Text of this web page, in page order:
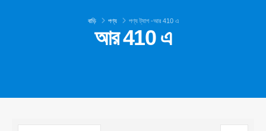
বাড়ি পণ্য পণ্য ট্যাগ -আর 410 এ
আর 410 এ